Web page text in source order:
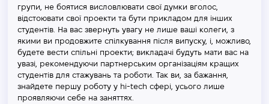
групи, не боятися висловлювати свої думки вголос,
відстоювати свої проекти та бути прикладом для інших
студентів. На вас звернуть увагу не лише ваші колеги, з
якими ви продовжите спілкування після випуску, і, можливо,
будете вести спільні проекти; викладачі будуть мати вас на
увазі, рекомендуючи партнерським організаціям кращих
студентів для стажувань та роботи. Так ви, за бажання,
знайдете першу роботу у hi-tech сфері, усього лише
проявляючи себе на заняттях.